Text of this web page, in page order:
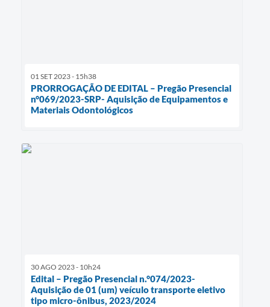
01 SET 2023 - 15h38
PRORROGAÇÃO DE EDITAL – Pregão Presencial
n°069/2023-SRP- Aquisição de Equipamentos e
Materiais Odontológicos
30 AGO 2023 - 10h24
Edital – Pregão Presencial n.°074/2023-
Aquisição de 01 (um) veículo transporte eletivo
tipo micro-ônibus, 2023/2024